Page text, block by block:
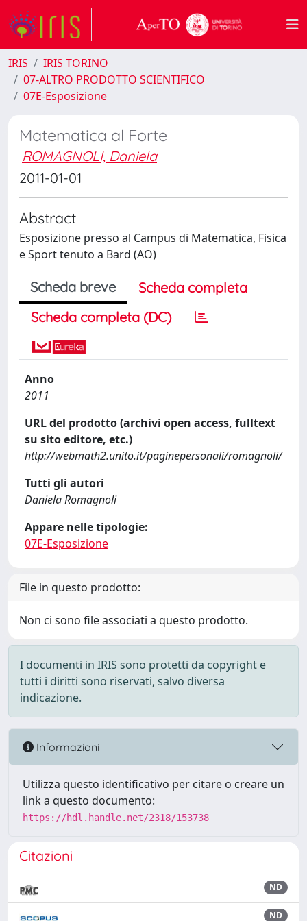
IRIS
IRIS TORINO
07-ALTRO PRODOTTO SCIENTIFICO
07E-Esposizione
Matematica al Forte
ROMAGNOLI, Daniela
2011-01-01
Abstract
Esposizione presso al Campus di Matematica, Fisica
e Sport tenuto a Bard (AO)
Scheda breve
Scheda completa
Scheda completa (DC)
Anno
2011
URL del prodotto (archivi open access, fulltext
su sito editore, etc.)
http://webmath2.unito.it/paginepersonali/romagnoli/
Tutti gli autori
Daniela Romagnoli
Appare nelle tipologie:
07E-Esposizione
File in questo prodotto:
Non ci sono file associati a questo prodotto.
I documenti in IRIS sono protetti da copyright e
tutti i diritti sono riservati, salvo diversa
indicazione.
Informazioni
Utilizza questo identificativo per citare o creare un
link a questo documento:
https://hdl.handle.net/2318/153738
Citazioni
ND
ND